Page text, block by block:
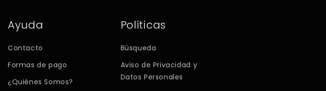
Ayuda
Contacto
Formas de pago
¿Quiénes Somos?
Políticas
Búsqueda
Aviso de Privacidad y
Datos Personales